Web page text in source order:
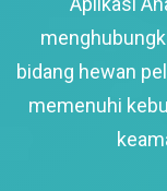
bidang hewan
memenuhi